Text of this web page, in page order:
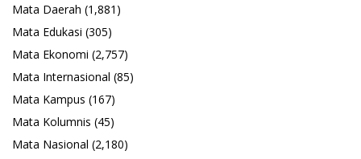
Mata Daerah (1,881)
Mata Edukasi (305)
Mata Ekonomi (2,757)
Mata Internasional (85)
Mata Kampus (167)
Mata Kolumnis (45)
Mata Nasional (2,180)